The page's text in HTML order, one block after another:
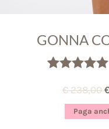
GONNA
su 5 su
base di
recensioni
€238,00
Paga